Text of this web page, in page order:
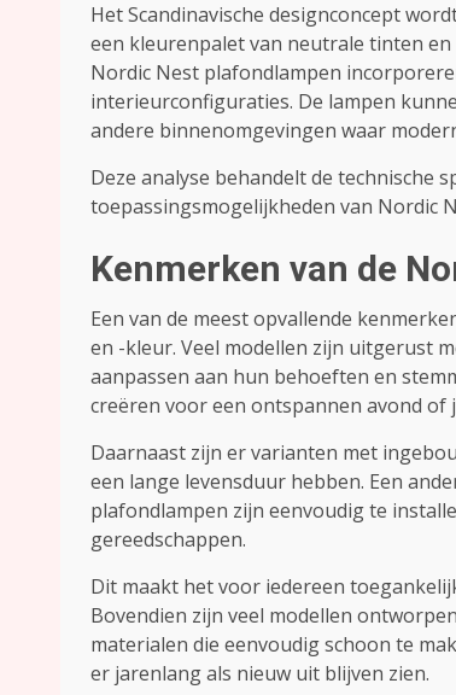
Het Scandinavische designconcept
een kleurenpalet van neutrale tinten
Nordic Nest plafondlampen
interieurconfiguraties. De lampen
andere binnenomgevingen waar
Deze analyse behandelt de technische
toepassingsmogelijkheden van Nordic
Kenmerken van de
Een van de meest opvallende
en -kleur. Veel modellen zijn uitgerust
aanpassen aan hun behoeften en
creëren voor een ontspannen avond
Daarnaast zijn er varianten met
een lange levensduur hebben. Een
plafondlampen zijn eenvoudig te
gereedschappen.
Dit maakt het voor iedereen
Bovendien zijn veel modellen
materialen die eenvoudig schoon te
er jarenlang als nieuw uit blijven zien.